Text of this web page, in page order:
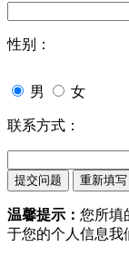
性别：
男 女
联系方式：
温馨提示： 您所填
于您的个人信息我